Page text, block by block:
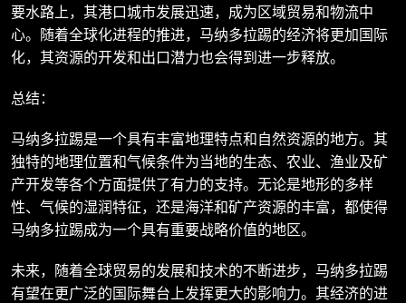
要水路上，其港口城市发展迅速，成为区域贸易和物流中
心。随着全球化进程的推进，马纳多拉踢的经济将更加国际
化，其资源的开发和出口潜力也会得到进一步释放。
总结：
马纳多拉踢是一个具有丰富地理特点和自然资源的地方。其
独特的地理位置和气候条件为当地的生态、农业、渔业及矿
产开发等各个方面提供了有力的支持。无论是地形的多样
性、气候的湿润特征，还是海洋和矿产资源的丰富，都使得
马纳多拉踢成为一个具有重要战略价值的地区。
未来，随着全球贸易的发展和技术的不断进步，马纳多拉踢
有望在更广泛的国际舞台上发挥更大的影响力。其经济的进